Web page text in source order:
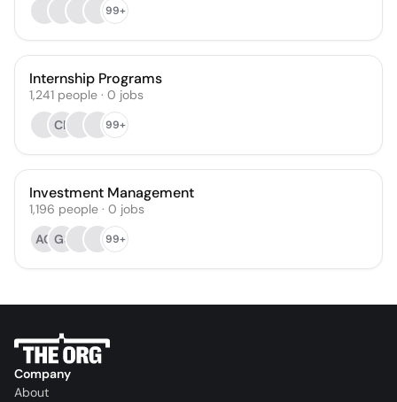
99+
Internship Programs
1,241 people · 0 jobs
CR
99+
Investment Management
1,196 people · 0 jobs
AG GS 99+
Company
About